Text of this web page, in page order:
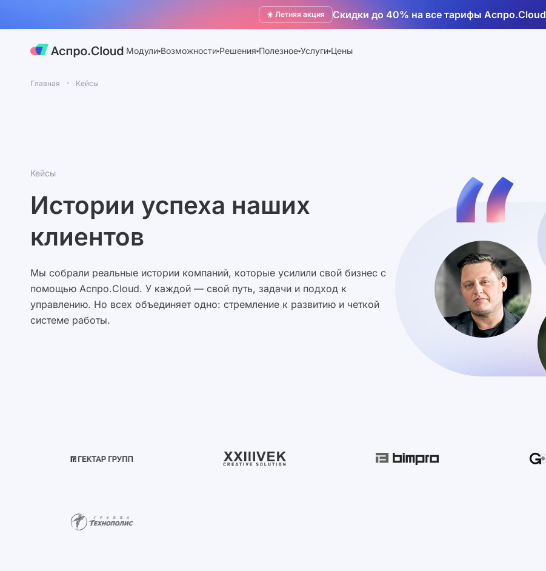
☀️ Летняя акция Скидки до 40% на все тарифы Аспро.Cloud
Модули Возможности Решения Полезное Услуги Цены
Главная Кейсы
Кейсы
Истории успеха наших
клиентов
Мы собрали реальные истории компаний, которые усилили свой бизнес с
помощью Аспро.Cloud. У каждой — свой путь, задачи и подход к
управлению. Но всех объединяет одно: стремление к развитию и четкой
системе работы.